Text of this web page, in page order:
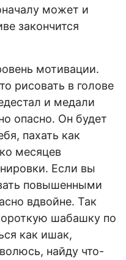
может и
закончится
мотивации.
рисовать в голове
и медали
опасно. Он будет
пахать как
месяцев
Если вы
повышенными
вдвойне. Так
шабашку по
как ишак,
найду что-